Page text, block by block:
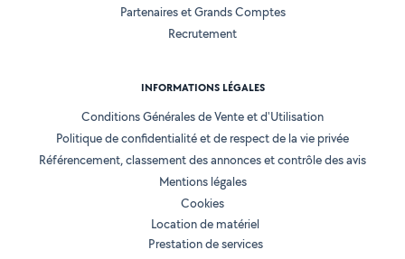
Partenaires et Grands Comptes
Recrutement
INFORMATIONS LÉGALES
Conditions Générales de Vente et d'Utilisation
Politique de confidentialité et de respect de la vie privée
Référencement, classement des annonces et contrôle des avis
Mentions légales
Cookies
Location de matériel
Prestation de services